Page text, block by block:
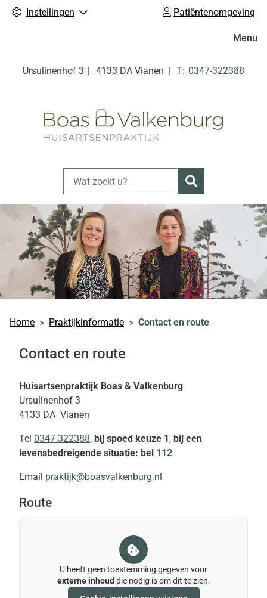
Instellingen Patiëntenomgeving
Ursulinenhof 3 4133 DA Vianen Tel:
0347-322388
Zoeken
Menu
Home Praktijkinformatie Contact en route
Contact en route
Huisartsenpraktijk Boas & Valkenburg
Ursulinenhof 3
4133 DA Vianen
Tel 0347 322388, bij spoed keuze 1, bij een
levensbedreigende situatie: bel 112
Email praktijk@boasvalkenburg.nl
Route
U heeft geen toestemming gegeven voor
externe inhoud die nodig is om dit te zien.